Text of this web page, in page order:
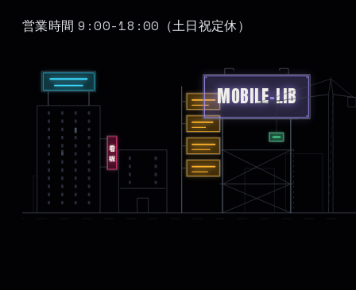
営業時間 9:00-18:00 （土日祝定休）
看板
MOBILE-LIB